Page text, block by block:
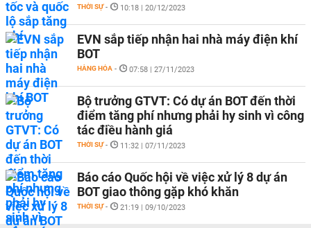
THỜI SỰ - 10:18 | 20/12/2023
EVN sắp tiếp nhận hai nhà máy điện khí
BOT
HÀNG HÓA - 07:58 | 27/11/2023
Bộ trưởng GTVT: Có dự án BOT đến thời
điểm tăng phí nhưng phải hy sinh vì công
tác điều hành giá
THỜI SỰ - 11:32 | 07/11/2023
Báo cáo Quốc hội về việc xử lý 8 dự án
BOT giao thông gặp khó khăn
THỜI SỰ - 21:19 | 09/10/2023